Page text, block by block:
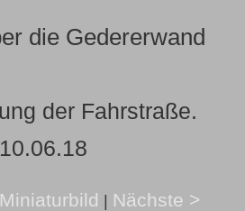
die Gedererwand
der Fahrstraße.
10.06.18
Miniaturbild | Nächste >